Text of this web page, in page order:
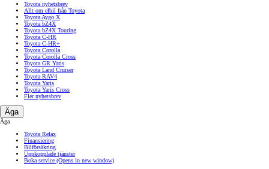
Toyota nyhetsbrev
Allt om elbil från Toyota
Toyota Aygo X
Toyota bZ4X
Toyota bZ4X Touring
Toyota C-HR
Toyota C-HR+
Toyota Corolla
Toyota Corolla Cross
Toyota GR Yaris
Toyota Land Cruiser
Toyota RAV4
Toyota Yaris
Toyota Yaris Cross
Fler nyhetsbrev
Äga
Äga
Toyota Relax
Finansiering
Bilförsäkring
Uppkopplade tjänster
Boka service (Opens in new window)